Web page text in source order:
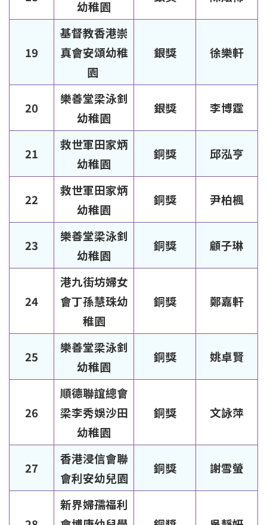
幼稚園
19
基督教香港崇
真會安頌幼稚
園
銀獎 徐樂軒
20
樂善堂梁泳釗
幼稚園
銀獎 李博霆
21
救世軍田家炳
幼稚園
銅獎 邱泓亨
22
救世軍田家炳
幼稚園
銅獎 尹柏楓
23
樂善堂梁泳釗
幼稚園
銅獎 顧子琳
24
港九街坊婦女
會丁孫慧珠幼
稚園
銅獎 鄭嘉軒
25
樂善堂梁泳釗
幼稚園
銅獎 姚卓賢
26
順德聯誼總會
梁李秀娛沙田
幼稚園
銅獎 文詠萍
27
香港浸信會聯
會利安幼兒園
銅獎 謝雪螢
新界婦孺福利